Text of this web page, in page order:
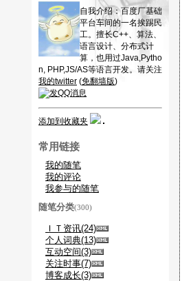
自我介绍：百度厂基础
平台车间的一名挨踢民
工。擅长C++、算法、
语言设计、分布式计
算，也用过Java,Pytho
n, PHP,JS/AS等语言开发。请关注
我的twitter (免翻墙版)
添加到收藏夹
常用链接
我的随笔
我的评论
我参与的随笔
随笔分类(300)
ＩＴ资讯(24)
个人词典(13)
互动空间(3)
关注时事(7)
博客成长(3)